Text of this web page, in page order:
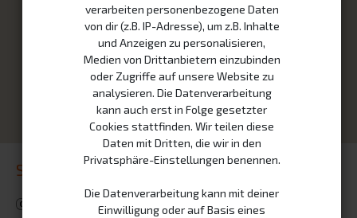
Schulung zum Reparaturauftrag.
Certification.
verarbeiten personenbezogene Daten
von dir (z.B. IP-Adresse), um z.B. Inhalte
und Anzeigen zu personalisieren,
Medien von Drittanbietern einzubinden
oder Zugriffe auf unsere Website zu
analysieren. Die Datenverarbeitung
kann auch erst in Folge gesetzter
Cookies stattfinden. Wir teilen diese
Daten mit Dritten, die wir in den
Privatsphäre-Einstellungen benennen.
Die Datenverarbeitung kann mit deiner
Einwilligung oder auf Basis eines